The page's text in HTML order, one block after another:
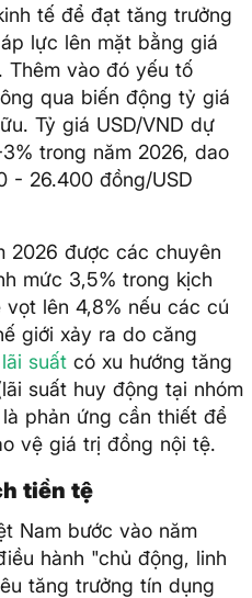
tế để đạt tăng trưởng
lực lên mặt bằng giá
Thêm vào đó yếu tố
qua biến động tỷ giá
Tỷ giá USD/VND dự
trong năm 2026, dao
- 26.400 đồng/USD
2026 được các chuyên
mức 3,5% trong kịch
lên 4,8% nếu các cú
giới xảy ra do căng
lãi suất có xu hướng tăng
suất huy động tại nhóm
phản ứng cần thiết để
vệ giá trị đồng nội tệ.
tiền tệ
Nam bước vào năm
hành "chủ động, linh
tăng trưởng tín dụng